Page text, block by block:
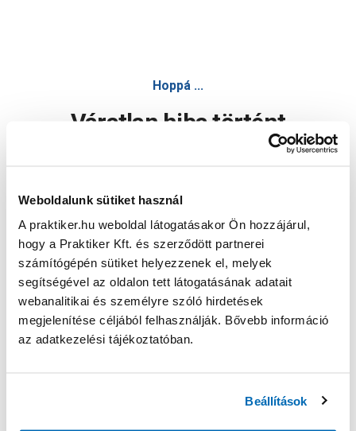
Weboldalunk sütiket használ
A praktiker.hu weboldal látogatásakor Ön hozzájárul,
hogy a Praktiker Kft. és szerződött partnerei
számítógépén sütiket helyezzenek el, melyek
segítségével az oldalon tett látogatásának adatait
webanalitikai és személyre szóló hirdetések
megjelenítése céljából felhasználják. Bővebb információ
az adatkezelési tájékoztatóban.
Beállítások
Hoppá ...
Váratlan hiba történt
Oldal újratöltése